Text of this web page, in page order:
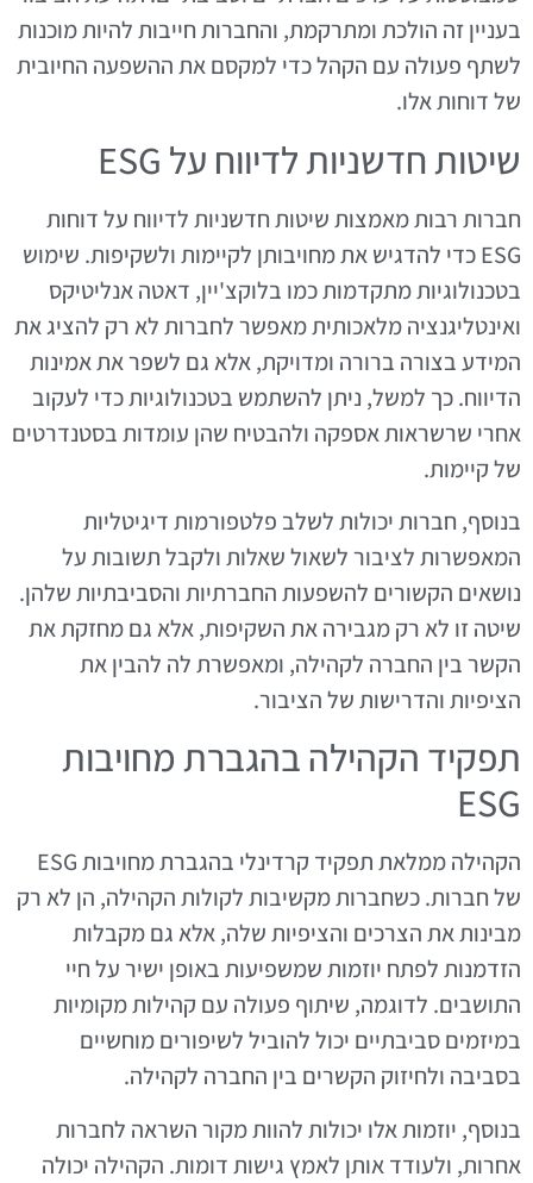
בעניין זה הולכת ומתרקמת, והחברות חייבות להיות מוכנות
לשתף פעולה עם הקהל כדי למקסם את ההשפעה החיובית
של דוחות אלו.
שיטות חדשניות לדיווח על ESG
חברות רבות מאמצות שיטות חדשניות לדיווח על דוחות
ESG כדי להדגיש את מחויבותן לקיימות ולשקיפות. שימוש
בטכנולוגיות מתקדמות כמו בלוקצ'יין, דאטה אנליטיקס
ואינטליגנציה מלאכותית מאפשר לחברות לא רק להציג את
המידע בצורה ברורה ומדויקת, אלא גם לשפר את אמינות
הדיווח. כך למשל, ניתן להשתמש בטכנולוגיות כדי לעקוב
אחרי שרשראות אספקה ולהבטיח שהן עומדות בסטנדרטים
של קיימות.
בנוסף, חברות יכולות לשלב פלטפורמות דיגיטליות
המאפשרות לציבור לשאול שאלות ולקבל תשובות על
נושאים הקשורים להשפעות החברתיות והסביבתיות שלהן.
שיטה זו לא רק מגבירה את השקיפות, אלא גם מחזקת את
הקשר בין החברה לקהילה, ומאפשרת לה להבין את
הציפיות והדרישות של הציבור.
תפקיד הקהילה בהגברת מחויבות
ESG
הקהילה ממלאת תפקיד קרדינלי בהגברת מחויבות ESG
של חברות. כשחברות מקשיבות לקולות הקהילה, הן לא רק
מבינות את הצרכים והציפיות שלה, אלא גם מקבלות
הזדמנות לפתח יוזמות שמשפיעות באופן ישיר על חיי
התושבים. לדוגמה, שיתוף פעולה עם קהילות מקומיות
במיזמים סביבתיים יכול להוביל לשיפורים מוחשיים
בסביבה ולחיזוק הקשרים בין החברה לקהילה.
בנוסף, יוזמות אלו יכולות להוות מקור השראה לחברות
אחרות, ולעודד אותן לאמץ גישות דומות. הקהילה יכולה